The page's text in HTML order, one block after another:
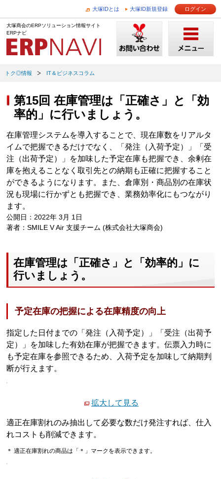
大塚IDとは 大塚ID新規登録 ログイン
大塚商会のERPソリューション情報サイト
ERPナビ
トク◎情報 IT＆ビジネスコラム
第15回 在庫管理は「正確さ」と「効
率的」に行いましょう。
在庫管理システムを導入することで、現在庫数をリアルタ
イムで把握できるだけでなく、「発注（入荷予定）」「受
注（出荷予定）」を加味した予定在庫も把握でき、余剰在
庫を抱えることなく取引先との納期も正確に把握すること
ができるようになります。また、倉庫別・商品別の在庫状
況も現場に行かずとも把握でき、業務効率化にもつながり
ます。
公開日：2022年 3月 1日
著者：SMILE V Air 支援チーム (株式会社大塚商会)
在庫管理は「正確さ」と「効率的」に
行いましょう。
予定在庫の把握による在庫精度の向上
指定した日付までの「発注（入荷予定）」「受注（出荷予
定）」を加味した有効在庫が把握できます。伝票入力時に
も予定在庫を参照できるため、入荷予定を加味して納期判
断が行えます。
拡大して見る
適正在庫割れのみ抽出して必要な数だけ発注すれば、仕入
れコストも削減できます。
＊ 適正在庫割れの商品は「＊」マークを表示できます。